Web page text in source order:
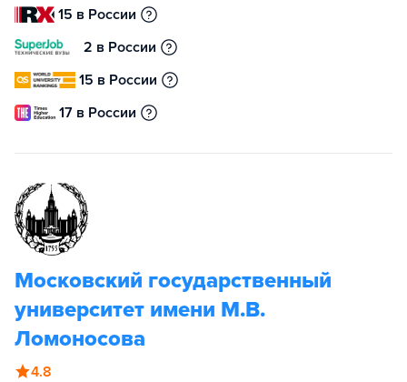
15 в России
2 в России
15 в России
17 в России
Московский государственный
университет имени М.В.
Ломоносова
4.8